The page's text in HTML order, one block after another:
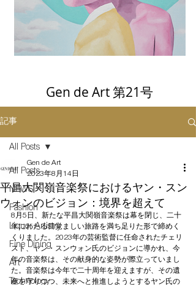
Gen de Art 第21号
記事
All Posts
NEWS
Fashion
Liquor Artistry
Fine Dining
Art
Technology
All Posts
平昌大関嶺音楽祭におけるヤン・スン
ウォンのビジョン：境界を超えて
Gen de Art
2023年8月14日
8月5日、新たな平昌大関嶺音楽祭は幕を閉じ、二十
年にわたる目覚ましい旅路を満ち足りた形で締めく
くりました。2023年の芸術監督に任命されたチェリ
スト、ヤン・スンウォン氏のビジョンに導かれ、今
年の音楽祭は、その献身的な姿勢が際立っていまし
た。音楽祭は今年で二十周年を迎えますが、その遺
産を守りつつ、未来へと推進しようとするヤン氏の